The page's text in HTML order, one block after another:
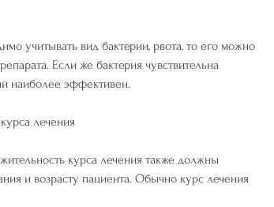
учитывать вид бактерии, рвота, то его можно
Если же бактерия чувствительна
наиболее эффективен.
лечения
курса лечения также должны
и возрасту пациента. Обычно курс лечения